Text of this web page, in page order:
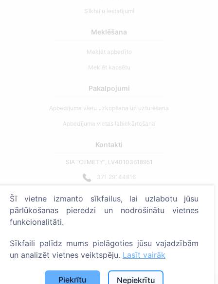
Sīkfailu iestatījumi
Meklēšana
Meklēt apbedīto
Meklēt kapsētu
Pakalpojumi
Apbedījuma vietu uzkopšana un uzturēšana
Apbedījuma vietas labiekārtošana
Kontakti
SIA "CEMETY", LV40103618951
371 29144816
Strādājam visā Latvijā!
Administratoriem
© 2013 - 2026 Cemety Visas tiesības aizsargātas
Šī vietne izmanto sīkfailus, lai uzlabotu jūsu
pārlūkošanas pieredzi un nodrošinātu vietnes
funkcionalitāti.
Sīkfaili palīdz mums pielāgoties jūsu vajadzībām
un analizēt vietnes veiktspēju. Lasīt vairāk
Piekrītu Nepiekrītu